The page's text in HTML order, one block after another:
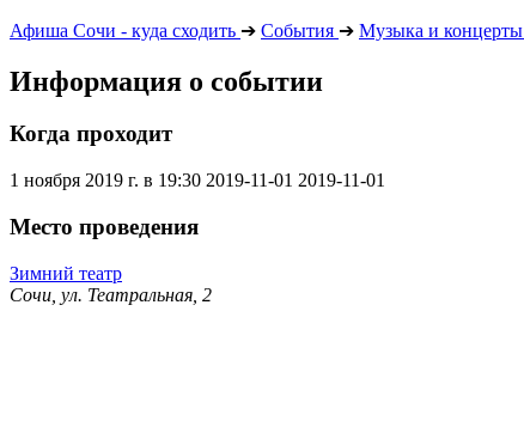
Афиша Сочи - куда сходить ➔ События ➔ Музыка и концерты
Информация о событии
Когда проходит
1 ноября 2019 г. в 19:30 2019-11-01 2019-11-01
Место проведения
Зимний театр
Сочи, ул. Театральная, 2